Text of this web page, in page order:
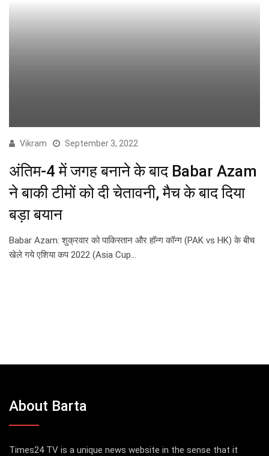
Vikram September 3, 2022
अंतिम-4 में जगह बनाने के बाद Babar Azam
ने बाकी टीमों को दी चेतावनी, मैच के बाद दिया
बड़ा बयान
Babar Azam: शुक्रवार को पाकिस्तान और हॉन्ग कॉन्ग (PAK vs HK) के बीच
खेले गये एशिया कप 2022 (Asia Cup…
About Barta
Times24 TV is a unique news website in the sense that it